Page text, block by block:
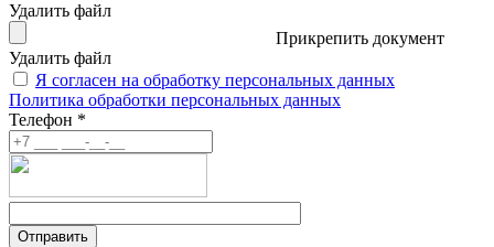
Удалить файл
Прикрепить документ
Удалить файл
Я согласен на обработку персональных данных
Политика обработки персональных данных
Телефон *
Отправить